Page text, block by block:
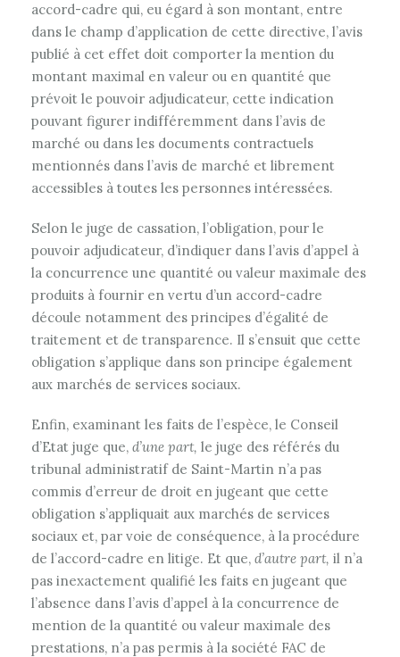
accord-cadre qui, eu égard à son montant, entre
dans le champ d’application de cette directive, l’avis
publié à cet effet doit comporter la mention du
montant maximal en valeur ou en quantité que
prévoit le pouvoir adjudicateur, cette indication
pouvant figurer indifféremment dans l’avis de
marché ou dans les documents contractuels
mentionnés dans l’avis de marché et librement
accessibles à toutes les personnes intéressées.
Selon le juge de cassation, l’obligation, pour le
pouvoir adjudicateur, d’indiquer dans l’avis d’appel à
la concurrence une quantité ou valeur maximale des
produits à fournir en vertu d’un accord-cadre
découle notamment des principes d’égalité de
traitement et de transparence. Il s’ensuit que cette
obligation s’applique dans son principe également
aux marchés de services sociaux.
Enfin, examinant les faits de l’espèce, le Conseil
d’Etat juge que, d’une part, le juge des référés du
tribunal administratif de Saint-Martin n’a pas
commis d’erreur de droit en jugeant que cette
obligation s’appliquait aux marchés de services
sociaux et, par voie de conséquence, à la procédure
de l’accord-cadre en litige. Et que, d’autre part, il n’a
pas inexactement qualifié les faits en jugeant que
l’absence dans l’avis d’appel à la concurrence de
mention de la quantité ou valeur maximale des
prestations, n’a pas permis à la société FAC de